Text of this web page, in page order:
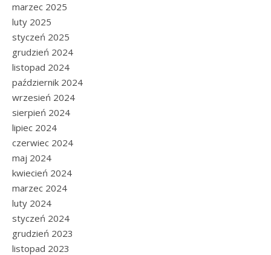
marzec 2025
luty 2025
styczeń 2025
grudzień 2024
listopad 2024
październik 2024
wrzesień 2024
sierpień 2024
lipiec 2024
czerwiec 2024
maj 2024
kwiecień 2024
marzec 2024
luty 2024
styczeń 2024
grudzień 2023
listopad 2023